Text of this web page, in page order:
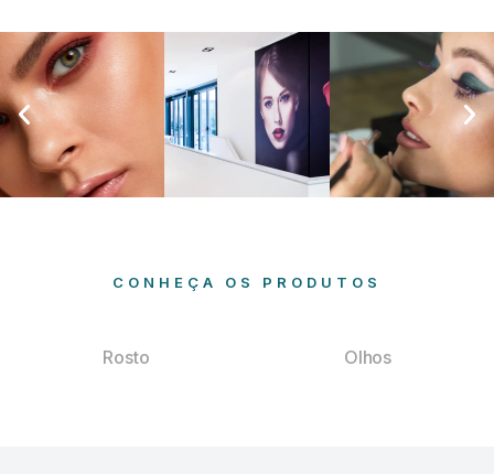
CONHEÇA OS PRODUTOS
Rosto Olhos